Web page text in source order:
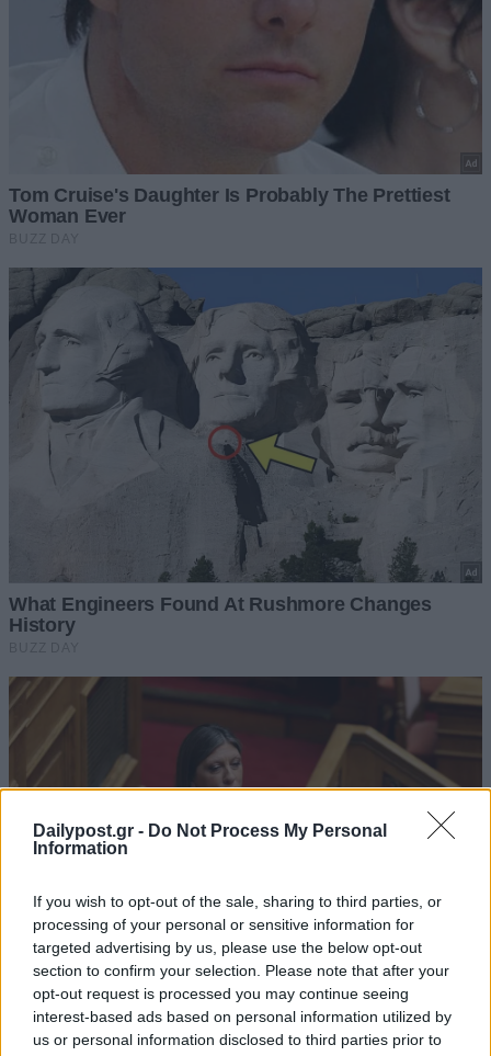
Dailypost.gr - Do Not Process My Personal
Information
If you wish to opt-out of the sale, sharing to third parties, or
processing of your personal or sensitive information for
targeted advertising by us, please use the below opt-out
section to confirm your selection. Please note that after your
opt-out request is processed you may continue seeing
interest-based ads based on personal information utilized by
us or personal information disclosed to third parties prior to